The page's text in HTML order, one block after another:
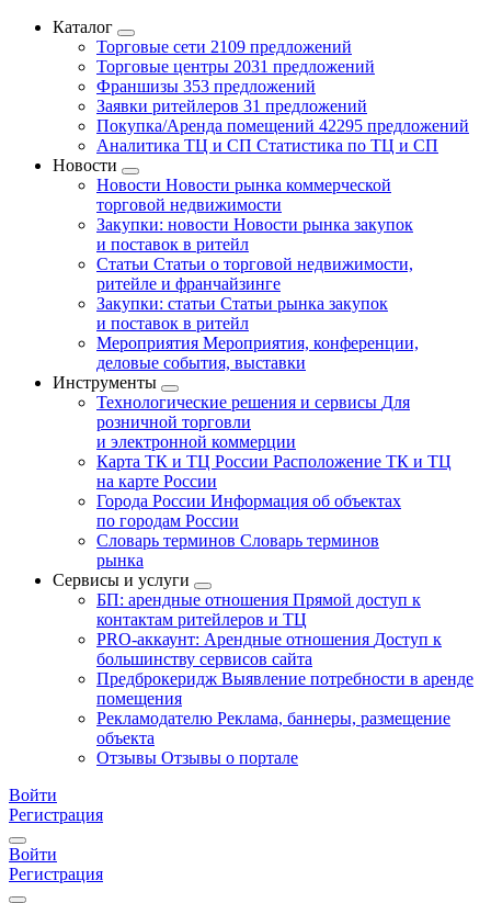
Каталог
Торговые сети 2109 предложений
Торговые центры 2031 предложений
Франшизы 353 предложений
Заявки ритейлеров 31 предложений
Покупка/Аренда помещений 42295 предложений
Аналитика ТЦ и СП Статистика по ТЦ и СП
Новости
Новости Новости рынка коммерческой
торговой недвижимости
Закупки: новости Новости рынка закупок
и поставок в ритейл
Статьи Статьи о торговой недвижимости,
ритейле и франчайзинге
Закупки: статьи Статьи рынка закупок
и поставок в ритейл
Мероприятия Мероприятия, конференции,
деловые события, выставки
Инструменты
Технологические решения и сервисы Для
розничной торговли
и электронной коммерции
Карта ТК и ТЦ России Расположение ТК и ТЦ
на карте России
Города России Информация об объектах
по городам России
Словарь терминов Словарь терминов
рынка
Сервисы и услуги
БП: арендные отношения Прямой доступ к
контактам ритейлеров и ТЦ
PRO-аккаунт: Арендные отношения Доступ к
большинству сервисов сайта
Предброкеридж Выявление потребности в аренде
помещения
Рекламодателю Реклама, баннеры, размещение
объекта
Отзывы Отзывы о портале
Войти
Регистрация
Войти
Регистрация